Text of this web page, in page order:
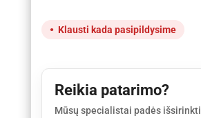
Klausti kada pasipildysime
Reikia patarimo?
Mūsų specialistai padės išsirinkti